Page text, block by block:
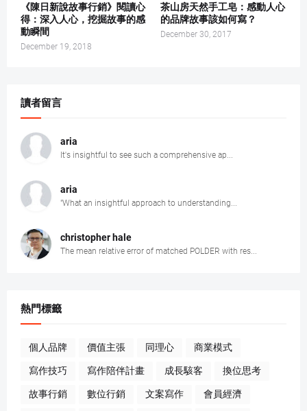
《陳日新說故事行銷》閱讀心
得：深入人心，挖掘故事的感
動瞬間
December 19, 2018
茶山房天然手工皂：感動人心
的品牌故事該如何寫？
December 30, 2017
讀者留言
aria
It's insightful to see such a comprehensive ap...
aria
"What an insightful approach to understanding...
christopher hale
The mean relative error of matched POLDER with res...
熱門標籤
個人品牌 價值主張 同理心 商業模式
寫作技巧 寫作陪伴計畫 成長駭客 換位思考
故事行銷 數位行銷 文案寫作 會員經濟